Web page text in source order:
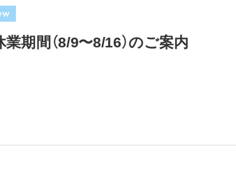
業期間（8/9〜8/16）のご案内